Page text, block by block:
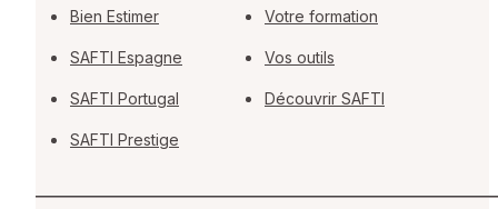
Bien Estimer
SAFTI Espagne
SAFTI Portugal
SAFTI Prestige
Votre formation
Vos outils
Découvrir SAFTI